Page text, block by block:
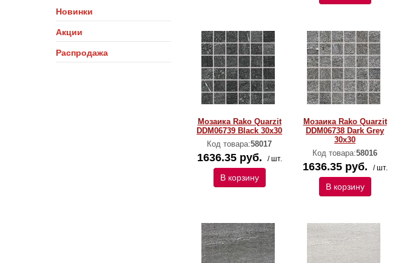
Новинки
Акции
Распродажа
Мозаика Rako Quarzit
DDM06739 Black 30x30
Код товара:58017
1636.35 руб. / шт.
В корзину
Мозаика Rako Quarzit
DDM06738 Dark Grey
30x30
Код товара:58016
1636.35 руб. / шт.
В корзину